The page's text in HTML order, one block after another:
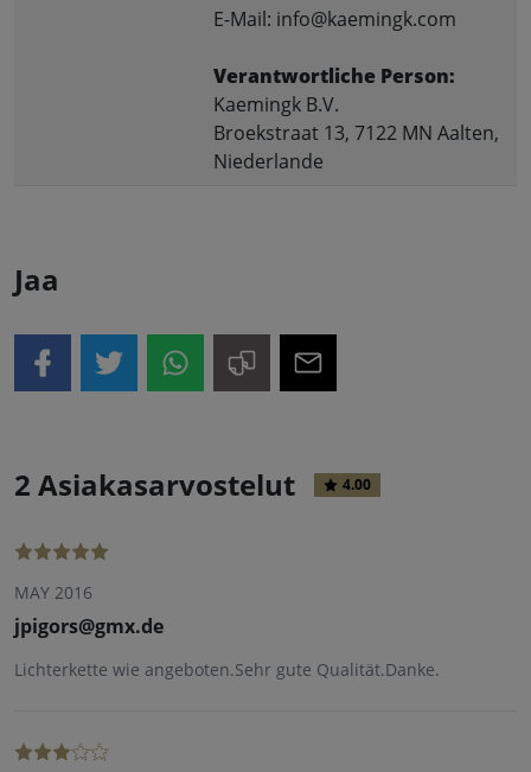
E-Mail: info@kaemingk.com
Verantwortliche Person:
Kaemingk B.V.
Broekstraat 13, 7122 MN Aalten,
Niederlande
Jaa
2 Asiakasarvostelut 4.00
MAY 2016
jpigors@gmx.de
Lichterkette wie angeboten.Sehr gute Qualität.Danke.